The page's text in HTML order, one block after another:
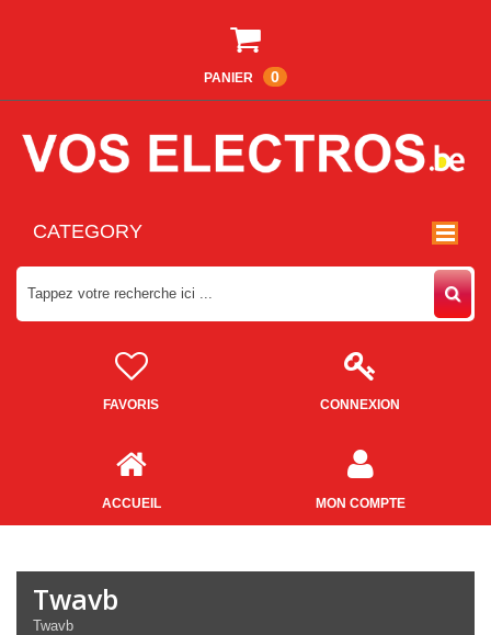
PANIER 0
CATEGORY
CONNEXION
FAVORIS
MON COMPTE
ACCUEIL
Twavb
Twavb